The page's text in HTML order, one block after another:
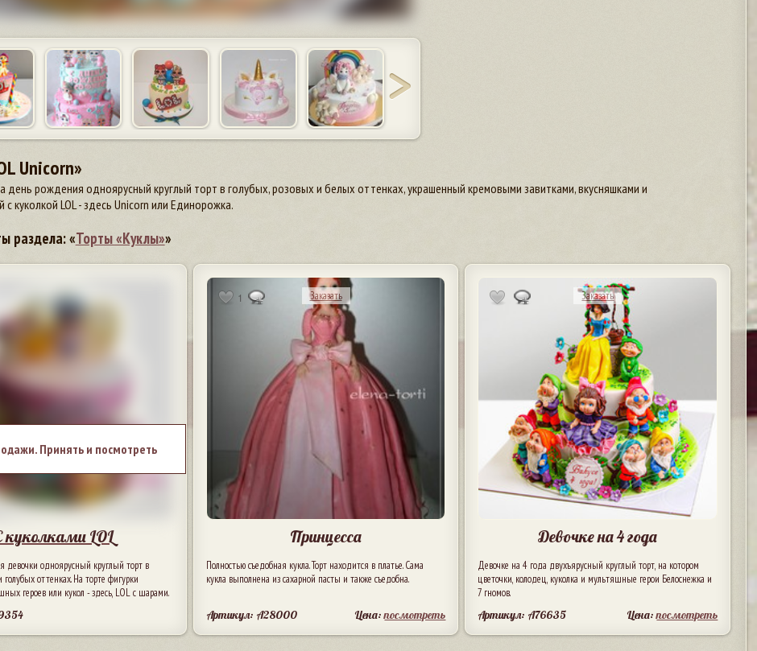
Unicorn»
день рождения одноярусный круглый торт в голубых, розовых и белых оттенках, украшенный кремовыми завитками, вкусняшками и
куколкой LOL - здесь Unicorn или Единорожка.
раздела: «Торты «Куклы»»
Принять и посмотреть
куколками LOL
девочки одноярусный круглый торт в
оттенках. На торте фигурки
героев или кукол - здесь, LOL с шарами.
1 Заказать
Принцесса
Полностью съедобная кукла. Торт находится в платье. Сама
кукла выполнена из сахарной пасты и также съедобна.
Артикул: A28000 Цена:посмотреть
Заказать
Девочке на 4 года
Девочке на 4 года двухъярусный круглый торт, на котором
цветочки, колодец, куколка и мультяшные герои Белоснежка и
7 гномов.
Артикул: A76635 Цена:посмотреть